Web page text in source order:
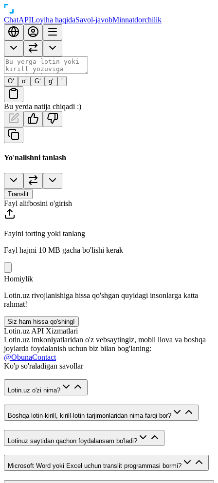
ChatAPILoyiha haqidaSavol-javobMinnatdorchilik
O‘ o‘ G‘ g‘ ’
Bu yerda natija chiqadi :)
Yo'nalishni tanlash
Translit
Fayl alifbosini o'girish
Faylni torting yoki tanlang
Fayl hajmi 10 MB gacha bo'lishi kerak
Homiylik
Lotin.uz rivojlanishiga hissa qo'shgan quyidagi insonlarga katta
rahmat!
Siz ham hissa qo'shing!
Lotin.uz API Xizmatlari
Lotin.uz imkoniyatlaridan o'z vebsaytingiz, mobil ilova va boshqa
joylarda foydalanish uchun biz bilan bog'laning:
@ObunaContact
Ko'p so'raladigan savollar
Lotin.uz o'zi nima?
Boshqa lotin-kirill, kirill-lotin tarjimonlaridan nima farqi bor?
Lotinuz saytidan qachon foydalansam bo'ladi?
Microsoft Word yoki Excel uchun translit programmasi bormi?